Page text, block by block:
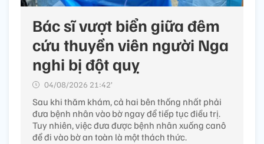
Bác sĩ vượt biển giữa đêm
cứu thuyền viên người Nga
nghi bị đột quỵ
04/08/2026 21:42’
Sau khi thăm khám, cả hai bên thống nhất phải
đưa bệnh nhân vào bờ ngay để tiếp tục điều trị.
Tuy nhiên, việc đưa được bệnh nhân xuống canô
để đi vào bờ an toàn là một thách thức.